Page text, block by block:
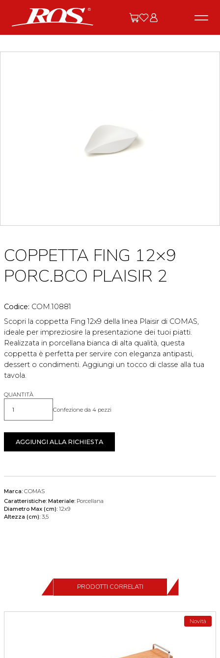
COPPETTA FING 12×9
PORC.BCO PLAISIR 2
Codice: COM.10881
Scopri la coppetta Fing 12x9 della linea Plaisir di COMAS,
ideale per impreziosire la presentazione dei tuoi piatti.
Realizzata in porcellana bianca di alta qualità, questa
coppetta è perfetta per servire con eleganza antipasti,
dessert o condimenti. Aggiungi un tocco di classe alla tua
tavola.
QUANTITÀ
Quantità Confezione da 4 pezzi
AGGIUNGI ALLA RICHIESTA
Marca: COMAS
Caratteristiche: Materiale: Porcellana
Diametro Max (cm): 12x9
Altezza (cm): 3,5
PRODOTTI CORRELATI
Novità